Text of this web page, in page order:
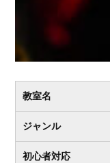
教室名
ジャンル
初心者対応